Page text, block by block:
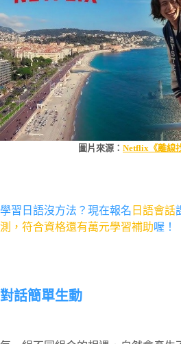
圖片來源： Netflix 《離線
學習日語沒方法？現在報名 日語會話
測，符合資格還有萬元學習補助喔！
對話簡單生動